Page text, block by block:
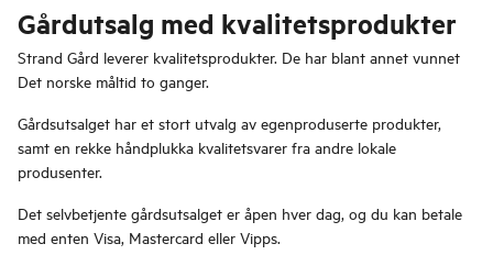
Gårdutsalg med kvalitetsprodukter
Strand Gård leverer kvalitetsprodukter. De har blant annet vunnet
Det norske måltid to ganger.
Gårdsutsalget har et stort utvalg av egenproduserte produkter,
samt en rekke håndplukka kvalitetsvarer fra andre lokale
produsenter.
Det selvbetjente gårdsutsalget er åpen hver dag, og du kan betale
med enten Visa, Mastercard eller Vipps.